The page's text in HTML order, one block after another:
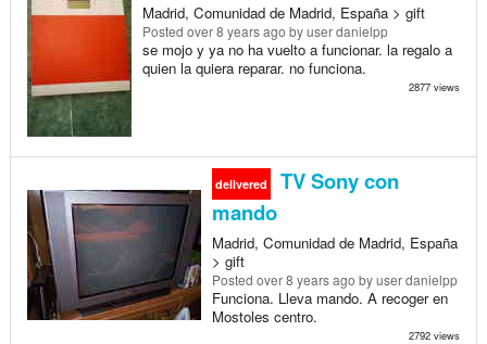
Madrid, Comunidad de Madrid, España > gift
Posted over 8 years ago by user danielpp
se mojo y ya no ha vuelto a funcionar. la regalo a
quien la quiera reparar. no funciona.
2877 views
delivered
TV Sony con
mando
Madrid, Comunidad de Madrid, España
> gift
Posted over 8 years ago by user danielpp
Funciona. Lleva mando. A recoger en
Mostoles centro.
2792 views